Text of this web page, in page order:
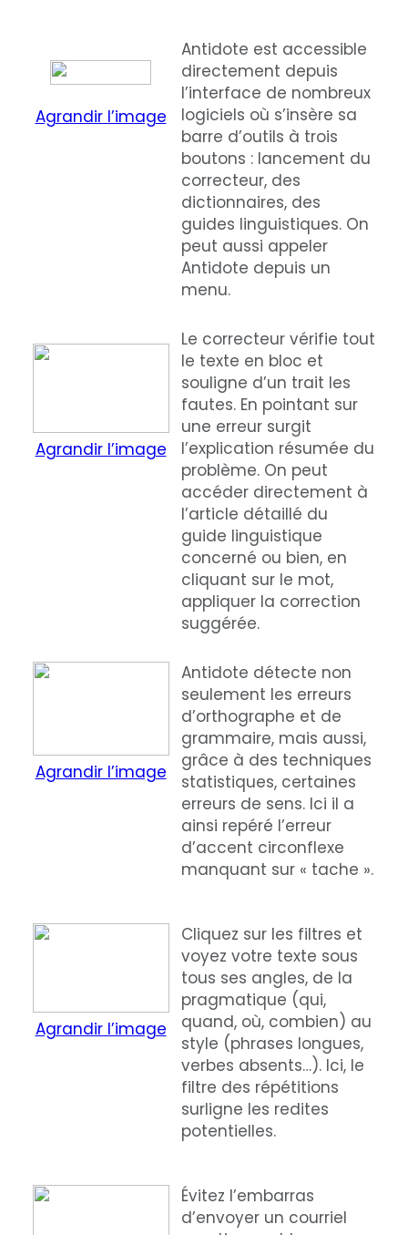
Agrandir l’image
Antidote est accessible
directement depuis
l’interface de nombreux
logiciels où s’insère sa
barre d’outils à trois
boutons : lancement du
correcteur, des
dictionnaires, des
guides linguistiques. On
peut aussi appeler
Antidote depuis un
menu.
Agrandir l’image
Le correcteur vérifie tout
le texte en bloc et
souligne d’un trait les
fautes. En pointant sur
une erreur surgit
l’explication résumée du
problème. On peut
accéder directement à
l’article détaillé du
guide linguistique
concerné ou bien, en
cliquant sur le mot,
appliquer la correction
suggérée.
Agrandir l’image
Antidote détecte non
seulement les erreurs
d’orthographe et de
grammaire, mais aussi,
grâce à des techniques
statistiques, certaines
erreurs de sens. Ici il a
ainsi repéré l’erreur
d’accent circonflexe
manquant sur « tache ».
Agrandir l’image
Cliquez sur les filtres et
voyez votre texte sous
tous ses angles, de la
pragmatique (qui,
quand, où, combien) au
style (phrases longues,
verbes absents…). Ici, le
filtre des répétitions
surligne les redites
potentielles.
Évitez l’embarras
d’envoyer un courriel